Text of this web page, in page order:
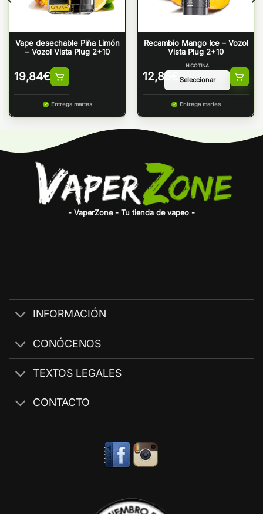
Vape desechable Piña Limón
– Vozol Vista Plug 2+10
19,84€
Entrega martes
Recambio Mango Ice – Vozol
Vista Plug 2+10
12,85
NICOTINA
Entrega martes
- VaperZone - Tu tienda de vapeo -
INFORMACIÓN
CONÓCENOS
TEXTOS LEGALES
CONTACTO